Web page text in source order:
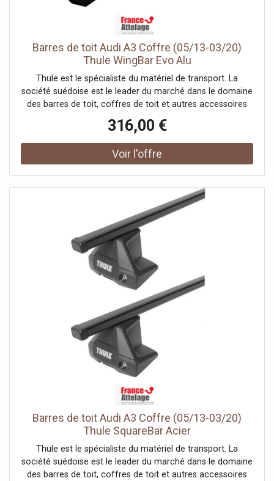
Barres de toit Audi A3 Coffre (05/13-03/20)
Thule WingBar Evo Alu
Thule est le spécialiste du matériel de transport. La
société suédoise est le leader du marché dans le domaine
des barres de toit, coffres de toit et autres accessoires
pour systèmes de portage auto. France Attelage vous
offre une large gamme de la marque Thule et vous
propose les meilleurs prix tout au long de l'année.
316,00 €
Barres de toit Audi A3 Coffre (05/13-03/20)
Thule SquareBar Acier
Thule est le spécialiste du matériel de transport. La
société suédoise est le leader du marché dans le domaine
des barres de toit, coffres de toit et autres accessoires